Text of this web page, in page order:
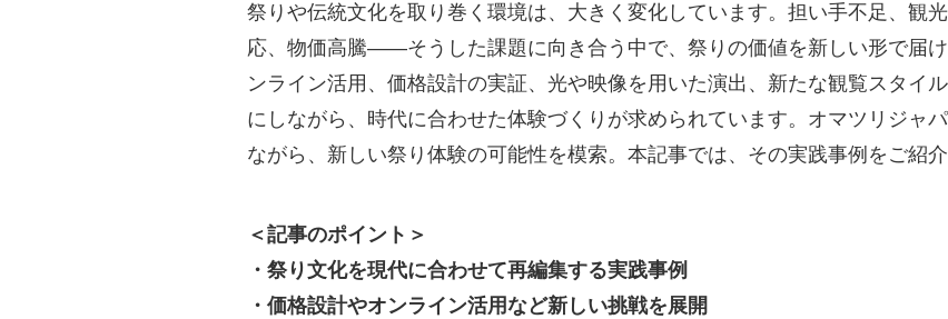
祭りや伝統文化を取り巻く環境は、大きく変化しています。担い手不足、観
応、物価高騰――そうした課題に向き合う中で、祭りの価値を新しい形で届
ンライン活用、価格設計の実証、光や映像を用いた演出、新たな観覧スタイ
にしながら、時代に合わせた体験づくりが求められています。オマツリジャ
ながら、新しい祭り体験の可能性を模索。本記事では、その実践事例をご紹介
＜記事のポイント＞
・祭り文化を現代に合わせて再編集する実践事例
・価格設計やオンライン活用など新しい挑戦を展開